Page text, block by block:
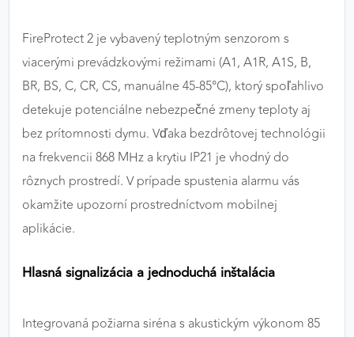
FireProtect 2 je vybavený teplotným senzorom s
viacerými prevádzkovými režimami (A1, A1R, A1S, B,
BR, BS, C, CR, CS, manuálne 45-85°C), ktorý spoľahlivo
detekuje potenciálne nebezpečné zmeny teploty aj
bez prítomnosti dymu. Vďaka bezdrôtovej technológii
na frekvencii 868 MHz a krytiu IP21 je vhodný do
rôznych prostredí. V prípade spustenia alarmu vás
okamžite upozorní prostredníctvom mobilnej
aplikácie.
Hlasná signalizácia a jednoduchá inštalácia
Integrovaná požiarna siréna s akustickým výkonom 85